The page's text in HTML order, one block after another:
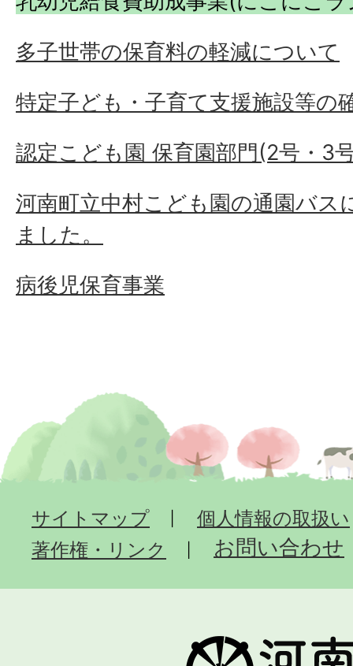
多子世帯の保育料の軽減について
特定子ども・子育て支援施設等の
認定こども園 保育園部門(2号・3
河南町立中村こども園の通園バス
ました。
病後児保育事業
サイトマップ
個人情報の取扱い
著作権・リンク
お問い合わせ